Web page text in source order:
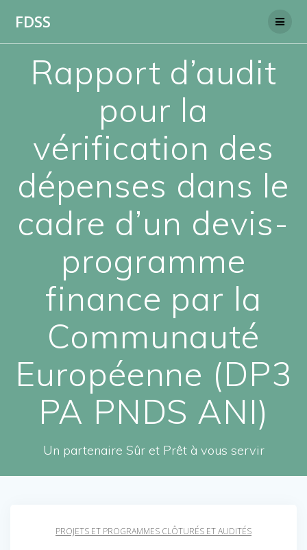
FDSS
Rapport d’audit
pour la
vérification des
dépenses dans le
cadre d’un devis-
programme
finance par la
Communauté
Européenne (DP3
PA PNDS ANI)
Un partenaire Sûr et Prêt à vous servir
PROJETS ET PROGRAMMES CLÔTURÉS ET AUDITÉS